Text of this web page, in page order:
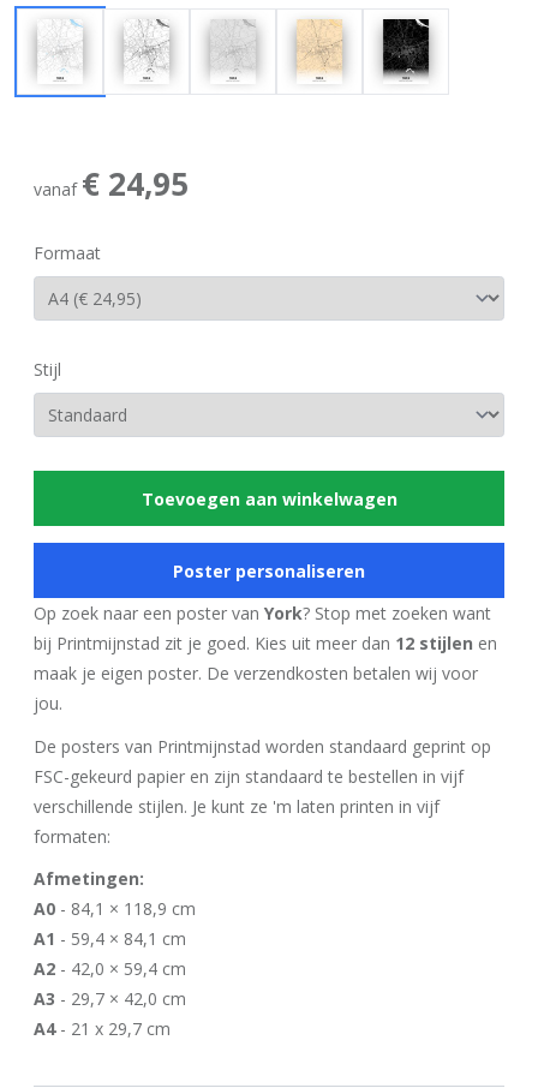
vanaf € 24,95
Formaat
Stijl
Toevoegen aan winkelwagen
Poster personaliseren
Op zoek naar een poster van York? Stop met zoeken want
bij Printmijnstad zit je goed. Kies uit meer dan 12 stijlen en
maak je eigen poster. De verzendkosten betalen wij voor
jou.
De posters van Printmijnstad worden standaard geprint op
FSC-gekeurd papier en zijn standaard te bestellen in vijf
verschillende stijlen. Je kunt ze 'm laten printen in vijf
formaten:
Afmetingen:
A0 - 84,1 × 118,9 cm
A1 - 59,4 × 84,1 cm
A2 - 42,0 × 59,4 cm
A3 - 29,7 × 42,0 cm
A4- 21 x 29,7 cm